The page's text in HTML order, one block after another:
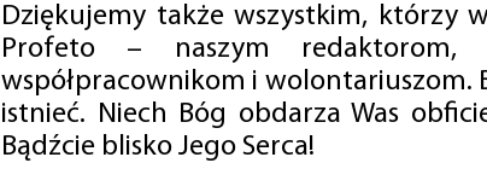
Dziękujemy także wszystkim, którzy
Profeto – naszym redaktorom,
współpracownikom i wolontariuszom.
istnieć. Niech Bóg obdarza Was
Bądźcie blisko Jego Serca!